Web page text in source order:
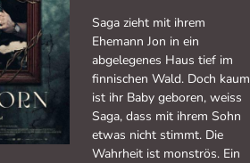
Saga zieht mit ihrem
Ehemann Jon in ein
abgelegenes Haus tief im
finnischen Wald. Doch kaum
ist ihr Baby geboren, weiss
Saga, dass mit ihrem Sohn
etwas nicht stimmt. Die
Wahrheit ist monströs. Ein